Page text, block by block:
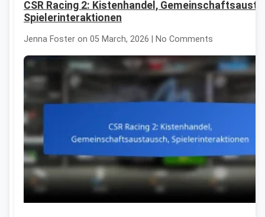
CSR Racing 2: Kistenhandel,
Spielerinteraktionen
Jenna Foster on 05 March, 2026 | No Comments